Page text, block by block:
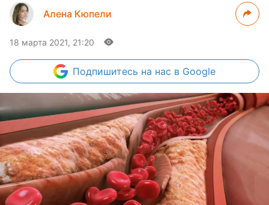
Алена Кюпели
18 марта 2021, 21:20
Подпишитесь на нас в Google